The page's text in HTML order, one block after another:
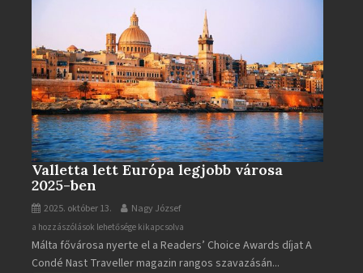
Valletta lett Európa legjobb városa
2025-ben
2025. október 13. Nagy József
Valletta
lett
Európa
a hozzászólások lehetősége kikapcsolva
Málta fővárosa nyerte el a Readers’ Choice Awards díjat A
Condé Nast Traveller magazin rangos szavazásán...